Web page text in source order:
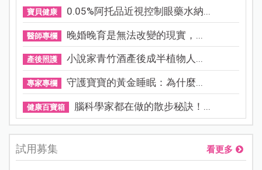
寶貝健康 0.05%阿托品近視控制眼藥水納...
醫師專欄 晚婚晚育是無法改變的現實，...
產後照護 小說家青竹酒產後成半植物人...
專家專欄 守護寶寶的黃金睡眠：為什麼...
健康百寶箱 腦科學家都在做的散步秘訣！...
試用募集 看更多